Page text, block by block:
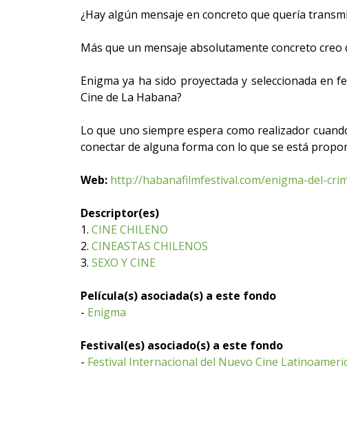
¿Hay algún mensaje en concreto que quería
Más que un mensaje absolutamente concreto
Enigma ya ha sido proyectada y seleccionada en
Cine de La Habana?
Lo que uno siempre espera como realizador
conectar de alguna forma con lo que se está
Web: http://habanafilmfestival.com/enigma-del-
Descriptor(es)
1. CINE CHILENO
2. CINEASTAS CHILENOS
3. SEXO Y CINE
Película(s) asociada(s) a este fondo
- Enigma
Festival(es) asociado(s) a este fondo
- Festival Internacional del Nuevo Cine